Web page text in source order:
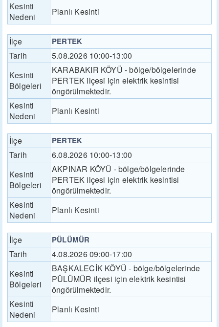
Kesinti
Nedeni
Planlı Kesinti
İlçe PERTEK
Tarih
5.08.2026 10:00-13:00
Kesinti
Bölgeleri
KARABAKIR KÖYÜ - bölge/bölgelerinde
PERTEK ilçesi için elektrik kesintisi
öngörülmektedir.
Kesinti
Nedeni
Planlı Kesinti
İlçe PERTEK
Tarih
6.08.2026 10:00-13:00
Kesinti
Bölgeleri
AKPINAR KÖYÜ - bölge/bölgelerinde
PERTEK ilçesi için elektrik kesintisi
öngörülmektedir.
Kesinti
Nedeni
Planlı Kesinti
İlçe PÜLÜMÜR
Tarih
4.08.2026 09:00-17:00
Kesinti
Bölgeleri
BAŞKALECİK KÖYÜ - bölge/bölgelerinde
PÜLÜMÜR ilçesi için elektrik kesintisi
öngörülmektedir.
Kesinti
Nedeni
Planlı Kesinti